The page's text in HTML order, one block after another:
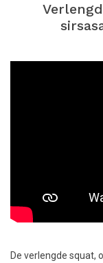
De verlengde squat,